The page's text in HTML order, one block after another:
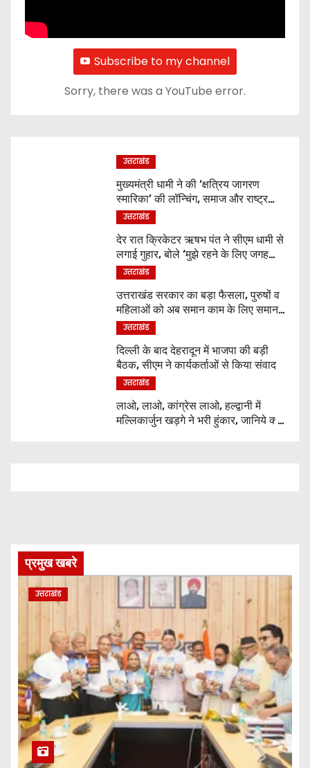
Subscribe to my channel
Sorry, there was a YouTube error.
उत्तराखंड
मुख्यमंत्री धामी ने की ‘क्षत्रिय जागरण
स्मारिका’ की लॉन्चिंग, समाज और राष्ट्र
निर्माण में युवाओं से मांगा सहयोग
उत्तराखंड
देर रात क्रिकेटर ऋषभ पंत ने सीएम धामी से
लगाई गुहार, बोले ‘मुझे रहने के लिए जगह
नहीं मिल रही’
उत्तराखंड
उत्तराखंड सरकार का बड़ा फैसला, पुरुषों व
महिलाओं को अब समान काम के लिए समान
वेतन
उत्तराखंड
दिल्ली के बाद देहरादून में भाजपा की बड़ी
बैठक, सीएम ने कार्यकर्ताओं से किया संवाद
उत्तराखंड
लाओ, लाओ, कांग्रेस लाओ, हल्द्वानी में
मल्लिकार्जुन खड़गे ने भरी हुंकार, जानिये क्या
प्रमुख खबरे
उत्तराखंड